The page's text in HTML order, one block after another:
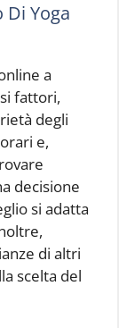
Di Yoga
a
fattori,
degli
e,
decisione
si adatta
di altri
scelta del